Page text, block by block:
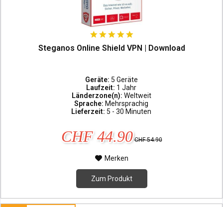
Steganos Online Shield VPN | Download
Geräte: 5 Geräte
Laufzeit: 1 Jahr
Länderzone(n): Weltweit
Sprache: Mehrsprachig
Lieferzeit: 5 - 30 Minuten
CHF 44.90 CHF 54.90
Merken
Zum Produkt